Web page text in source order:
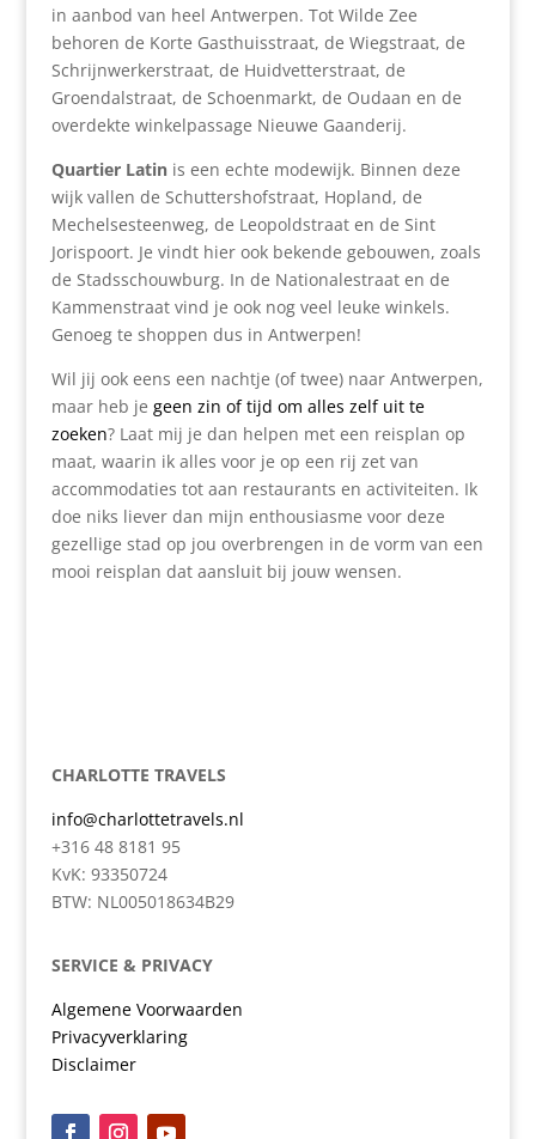
in aanbod van heel Antwerpen. Tot Wilde Zee
behoren de Korte Gasthuisstraat, de Wiegstraat, de
Schrijnwerkerstraat, de Huidvetterstraat, de
Groendalstraat, de Schoenmarkt, de Oudaan en de
overdekte winkelpassage Nieuwe Gaanderij.
Quartier Latinis een echte modewijk. Binnen deze
wijk vallen de Schuttershofstraat, Hopland, de
Mechelsesteenweg, de Leopoldstraat en de Sint
Jorispoort. Je vindt hier ook bekende gebouwen, zoals
de Stadsschouwburg. In de Nationalestraat en de
Kammenstraat vind je ook nog veel leuke winkels.
Genoeg te shoppen dus in Antwerpen!
Wil jij ook eens een nachtje (of twee) naar Antwerpen,
maar heb je geen zin of tijd om alles zelf uit te
zoeken? Laat mij je dan helpen met een reisplan op
maat, waarin ik alles voor je op een rij zet van
accommodaties tot aan restaurants en activiteiten. Ik
doe niks liever dan mijn enthousiasme voor deze
gezellige stad op jou overbrengen in de vorm van een
mooi reisplan dat aansluit bij jouw wensen.
CHARLOTTE TRAVELS
info@charlottetravels.nl
+316 48 8181 95
KvK: 93350724
BTW: NL005018634B29
SERVICE & PRIVACY
Algemene Voorwaarden
Privacyverklaring
Disclaimer